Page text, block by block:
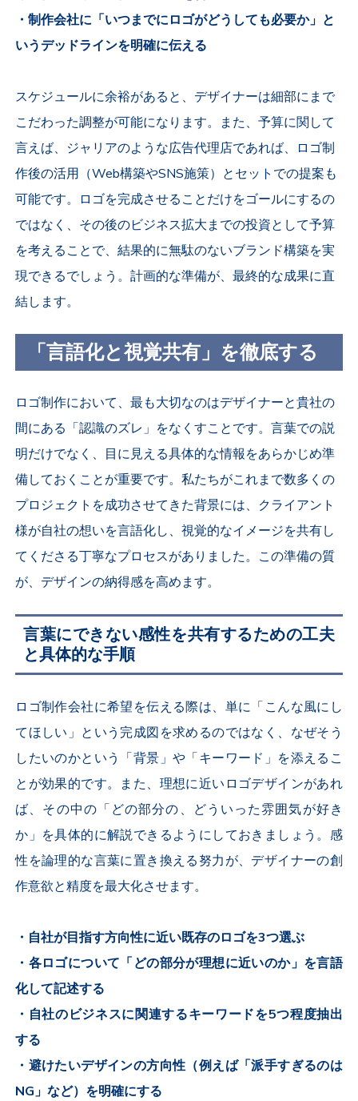
・制作会社に「いつまでにロゴがどうしても必要か」と
いうデッドラインを明確に伝える
スケジュールに余裕があると、デザイナーは細部にまで
こだわった調整が可能になります。また、予算に関して
言えば、ジャリアのような広告代理店であれば、ロゴ制
作後の活用（Web構築やSNS施策）とセットでの提案も
可能です。ロゴを完成させることだけをゴールにするの
ではなく、その後のビジネス拡大までの投資として予算
を考えることで、結果的に無駄のないブランド構築を実
現できるでしょう。計画的な準備が、最終的な成果に直
結します。
「言語化と視覚共有」を徹底する
ロゴ制作において、最も大切なのはデザイナーと貴社の
間にある「認識のズレ」をなくすことです。言葉での説
明だけでなく、目に見える具体的な情報をあらかじめ準
備しておくことが重要です。私たちがこれまで数多くの
プロジェクトを成功させてきた背景には、クライアント
様が自社の想いを言語化し、視覚的なイメージを共有し
てくださる丁寧なプロセスがありました。この準備の質
が、デザインの納得感を高めます。
言葉にできない感性を共有するための工夫
と具体的な手順
ロゴ制作会社に希望を伝える際は、単に「こんな風にし
てほしい」という完成図を求めるのではなく、なぜそう
したいのかという「背景」や「キーワード」を添えるこ
とが効果的です。また、理想に近いロゴデザインがあれ
ば、その中の「どの部分の、どういった雰囲気が好き
か」を具体的に解説できるようにしておきましょう。感
性を論理的な言葉に置き換える努力が、デザイナーの創
作意欲と精度を最大化させます。
・自社が目指す方向性に近い既存のロゴを3つ選ぶ
・各ロゴについて「どの部分が理想に近いのか」を言語
化して記述する
・自社のビジネスに関連するキーワードを5つ程度抽出
する
・避けたいデザインの方向性（例えば「派手すぎるのは
NG」など）を明確にする